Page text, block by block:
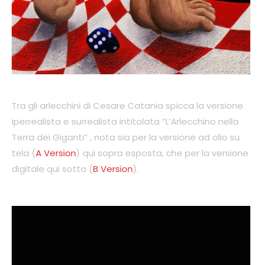
Tra gli arlecchini di Cesare Catania spicca la versione
iperrealista e surrealista intitolata “L’Arlecchino nella
Terra dei Giganti” , nota sia per la versione ad olio su
tela (A Version) qui sopra esposta, che per la versione
digitale qui sotto (B Version).